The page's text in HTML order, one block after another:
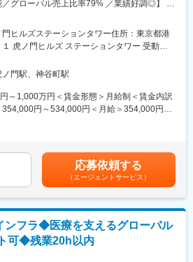
展開するグローバル総合医療機器メーカー
年度は過去最高の売上収益・営業利益・
おり、売上高1兆円規模も目前に迫っていま
定める業務
場移管、薬事関連、在庫最適化等のプロジ
場との定期打合せのファシリテーション
境
オペレーション部は50名規模、グローバル
てオペレーションを担っています。
～14:00がコアタイム
環境づくりを推進。
の打ち合わせや会議体、その他イベント等で
いたします。海外出張も年1回程度発生する
める業務
グローバル売上比率79% ／業績好調◎】
ジーカンパニーのTS（セラピューティックシ
血液成分の分離に用いる、スペクトラオプ
しています。スペクトラオプティアは、血液
細胞採取や自己免疫疾患における血漿交換等
本及びグローバルの医療において不可欠な
。組織としては10名弱規模の組織で、事業全
のもと、白血病などの治療に関連する幹細胞
漿交換を中心としたアフェレシス領域（血漿
マーケティング施策の企画、実行
たプロモーション施策、ウェビナー、学会対
の関係構築を通じた市場理解、課題抽出、
門ヒルズステーションタワー住所：東京都港
虎ノ門ヒルズ ステーションタワー 受動喫
可能場所あり変更の範囲：会社の定める事業
門駅、神谷町駅
～1,000万円＜賃金形態＞月給制＜賃金内訳
354,000円～534,000円＜月給＞354,000円～
可能性があります。月給(月額)は固定手当を含
応募依頼する
（エージェントサービス）
ンフラ◆医療を支えるグローバル
可◆残業20h以内